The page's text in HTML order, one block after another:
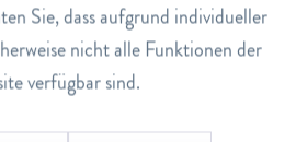
und diskutieren...
Sie, dass aufgrund individueller
nicht alle Funktionen der
verfügbar sind.